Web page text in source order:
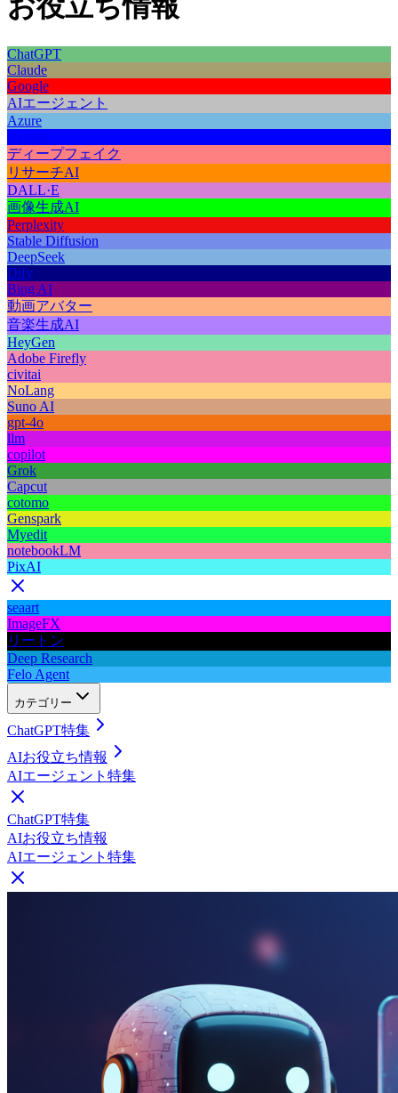
お役立ち情報
ChatGPT
Claude
Google
AIエージェント
Azure
ディープフェイク
リサーチAI
DALL·E
画像生成AI
Perplexity
Stable Diffusion
DeepSeek
Dify
Bing AI
動画アバター
音楽生成AI
HeyGen
Adobe Firefly
civitai
NoLang
Suno AI
gpt-4o
llm
copilot
Grok
Capcut
cotomo
Genspark
Myedit
notebookLM
PixAI
seaart
ImageFX
リートン
Deep Research
Felo Agent
カテゴリー
ChatGPT特集
AIお役立ち情報
AIエージェント特集
ChatGPT特集
AIお役立ち情報
AIエージェント特集